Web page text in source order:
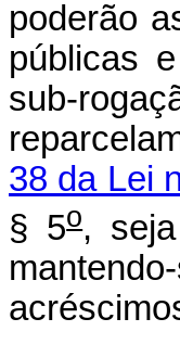
poderão
públicas
sub-
38 da Lei
§ 5o,